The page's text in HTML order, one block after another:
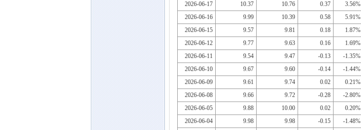
2026-06-17
10.37 10.76 0.37 3.56%
2026-06-16
9.99 10.39 0.58 5.91%
2026-06-15
9.57 9.81 0.18 1.87%
2026-06-12
9.77 9.63 0.16 1.69%
2026-06-11
9.54 9.47 -0.13 -1.35%
2026-06-10
9.67 9.60 -0.14 -1.44%
2026-06-09
9.61 9.74 0.02 0.21%
2026-06-08
9.66 9.72 -0.28 -2.80%
2026-06-05
9.88 10.00 0.02 0.20%
2026-06-04
9.98 9.98 -0.15 -1.48%